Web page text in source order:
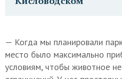
— Когда мы планировали
место было максимально
условиям, чтобы животное